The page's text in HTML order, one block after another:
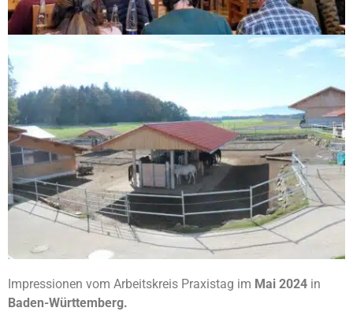
Impressionen vom Arbeitskreis Praxistag im Mai 2024 in
Baden-Württemberg.